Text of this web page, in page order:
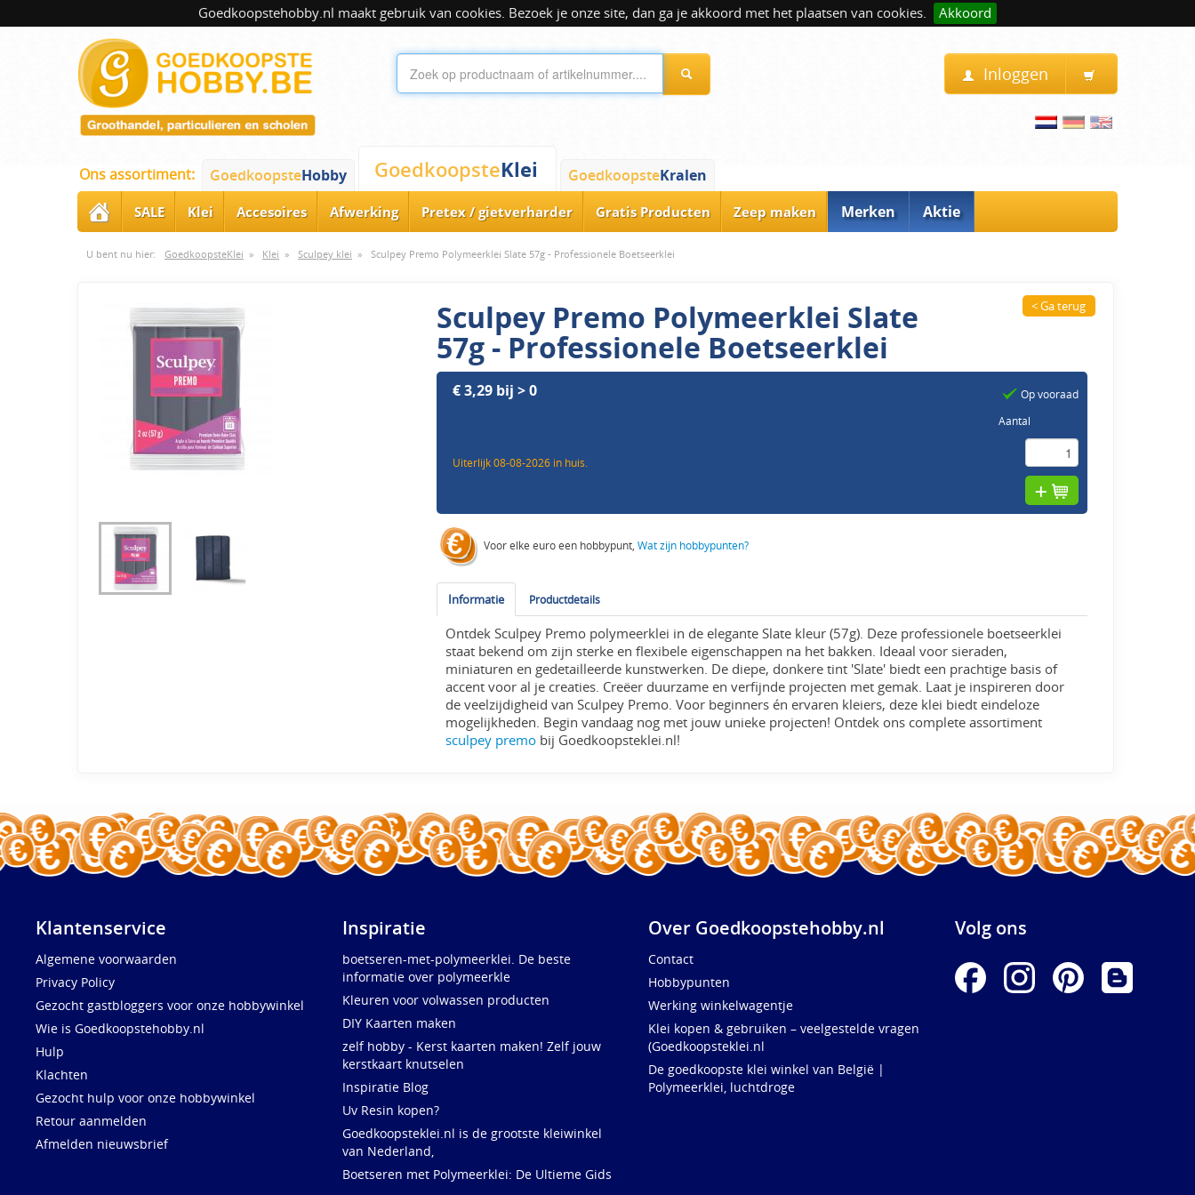
Goedkoopstehobby.nl maakt gebruik van cookies. Bezoek je onze site, dan ga je akkoord met het plaatsen van cookies. Akkoord
Inloggen
Ons assortiment: GoedkoopsteHobby GoedkoopsteKlei GoedkoopsteKralen
SALE Klei Accesoires Afwerking Pretex / gietverharder Gratis Producten Zeep maken Merken Aktie
U bent nu hier: GoedkoopsteKlei » Klei » Sculpey klei » Sculpey Premo Polymeerklei Slate 57g - Professionele Boetseerklei
Sculpey Premo Polymeerklei Slate
57g - Professionele Boetseerklei
< Ga terug
€ 3,29 bij > 0
Uiterlijk 08-08-2026 in huis.
Op vooraad
Aantal
Voor elke euro een hobbypunt,Wat zijn hobbypunten?
Informatie Productdetails
Ontdek Sculpey Premo polymeerklei in de elegante Slate kleur (57g). Deze professionele boetseerklei
staat bekend om zijn sterke en flexibele eigenschappen na het bakken. Ideaal voor sieraden,
miniaturen en gedetailleerde kunstwerken. De diepe, donkere tint 'Slate' biedt een prachtige basis of
accent voor al je creaties. Creëer duurzame en verfijnde projecten met gemak. Laat je inspireren door
de veelzijdigheid van Sculpey Premo. Voor beginners én ervaren kleiers, deze klei biedt eindeloze
mogelijkheden. Begin vandaag nog met jouw unieke projecten! Ontdek ons complete assortiment
sculpey premo bij Goedkoopsteklei.nl!
Klantenservice
Algemene voorwaarden
Privacy Policy
Gezocht gastbloggers voor onze hobbywinkel
Wie is Goedkoopstehobby.nl
Hulp
Klachten
Gezocht hulp voor onze hobbywinkel
Retour aanmelden
Afmelden nieuwsbrief
Inspiratie
boetseren-met-polymeerklei. De beste
informatie over polymeerkle
Kleuren voor volwassen producten
DIY Kaarten maken
zelf hobby - Kerst kaarten maken! Zelf jouw
kerstkaart knutselen
Inspiratie Blog
Uv Resin kopen?
Goedkoopsteklei.nl is de grootste kleiwinkel
van Nederland,
Boetseren met Polymeerklei: De Ultieme Gids
Over Goedkoopstehobby.nl
Contact
Hobbypunten
Werking winkelwagentje
Klei kopen & gebruiken – veelgestelde vragen
(Goedkoopsteklei.nl
De goedkoopste klei winkel van België |
Polymeerklei, luchtdroge
Volg ons